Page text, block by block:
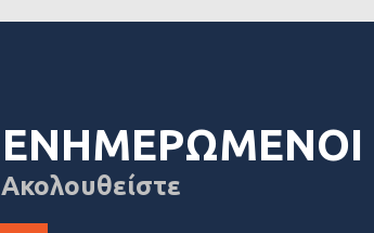
ΕΝΗΜΕΡΩΜΕΝΟΙ